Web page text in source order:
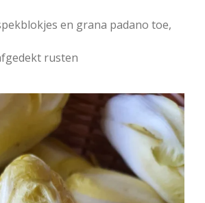
en grana padano toe,
rusten